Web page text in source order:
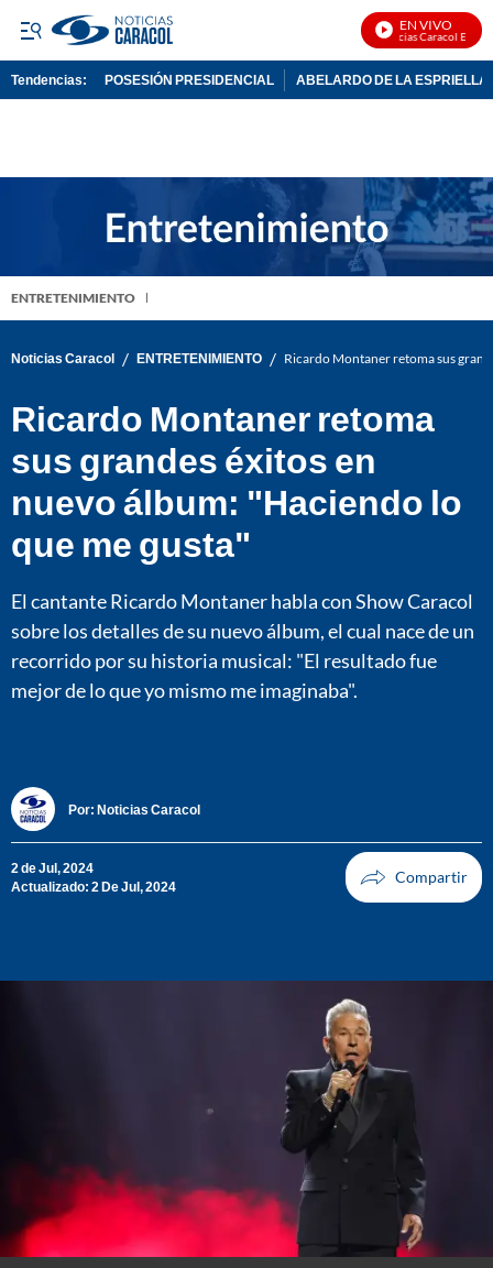
EN VIVO
Noticias Caracol En Vivo
Tendencias: POSESIÓN PRESIDENCIAL ABELARDO DE LA ESPRIELLA
ENTRETENIMIENTO
Noticias Caracol / ENTRETENIMIENTO / Ricardo Montaner retoma sus
Ricardo Montaner retoma
sus grandes éxitos en
nuevo álbum: "Haciendo lo
que me gusta"
El cantante Ricardo Montaner habla con Show Caracol
sobre los detalles de su nuevo álbum, el cual nace de un
recorrido por su historia musical: "El resultado fue
mejor de lo que yo mismo me imaginaba".
Por: Noticias Caracol
2 de Jul, 2024
Actualizado: 2 De Jul, 2024